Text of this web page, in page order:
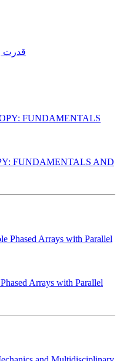
قدرت
FUNDAMENTALS AND
Arrays with Parallel